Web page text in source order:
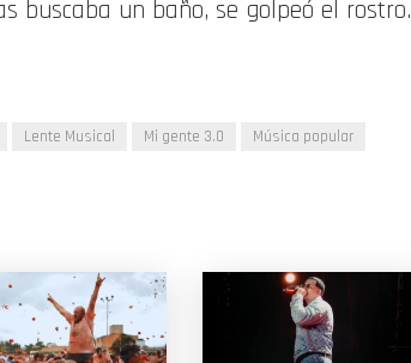
buscaba un baño, se golpeó el rostro.
Lente Musical Mi gente 3.0 Música popular